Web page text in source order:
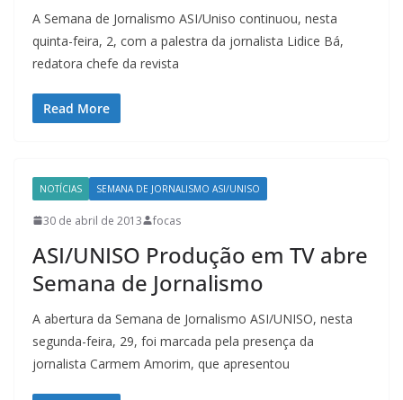
A Semana de Jornalismo ASI/Uniso continuou, nesta
quinta-feira, 2, com a palestra da jornalista Lidice Bá,
redatora chefe da revista
Read More
NOTÍCIAS SEMANA DE JORNALISMO ASI/UNISO
30 de abril de 2013 focas
ASI/UNISO Produção em TV abre
Semana de Jornalismo
A abertura da Semana de Jornalismo ASI/UNISO, nesta
segunda-feira, 29, foi marcada pela presença da
jornalista Carmem Amorim, que apresentou